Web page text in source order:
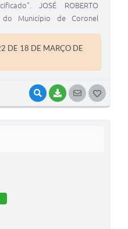
VISUALIZAR
BAIXARSEGUIR
JOSÉ ROBERTO
do Município de Coronel
DE 18 DE MARÇO DE